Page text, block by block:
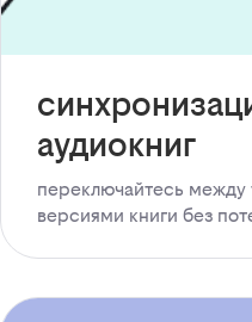
аудиокниг
переключайтесь между
версиями книги без